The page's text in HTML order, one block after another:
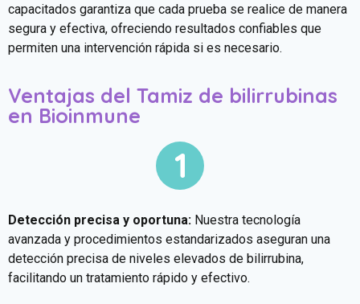
capacitados garantiza que cada prueba se realice de manera
segura y efectiva, ofreciendo resultados confiables que
permiten una intervención rápida si es necesario.
Ventajas del Tamiz de bilirrubinas
en Bioinmune
Detección precisa y oportuna: Nuestra tecnología
avanzada y procedimientos estandarizados aseguran una
detección precisa de niveles elevados de bilirrubina,
facilitando un tratamiento rápido y efectivo.